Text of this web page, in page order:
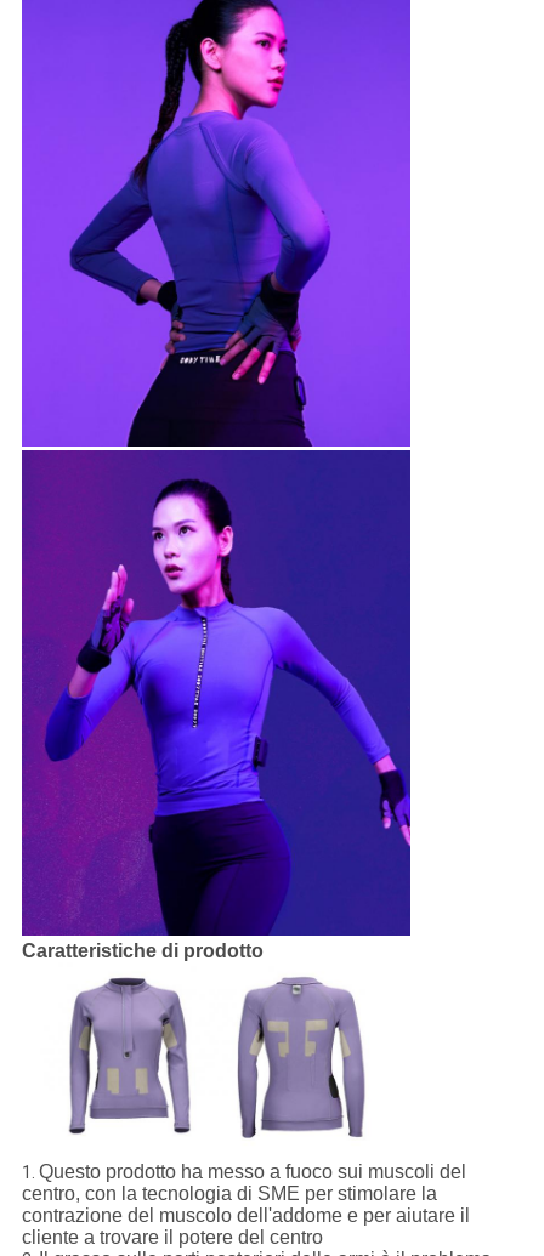
Caratteristiche di prodotto
1. Questo prodotto ha messo a fuoco sui muscoli del
centro, con la tecnologia di SME per stimolare la
contrazione del muscolo dell'addome e per aiutare il
cliente a trovare il potere del centro